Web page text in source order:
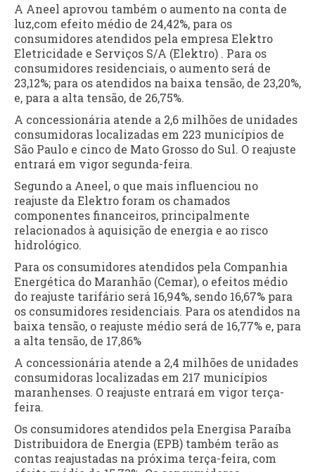
A Aneel aprovou também o aumento na conta de
luz,com efeito médio de 24,42%, para os
consumidores atendidos pela empresa Elektro
Eletricidade e Serviços S/A (Elektro) . Para os
consumidores residenciais, o aumento será de
23,12%; para os atendidos na baixa tensão, de 23,20%,
e, para a alta tensão, de 26,75%.
A concessionária atende a 2,6 milhões de unidades
consumidoras localizadas em 223 municípios de
São Paulo e cinco de Mato Grosso do Sul. O reajuste
entrará em vigor segunda-feira.
Segundo a Aneel, o que mais influenciou no
reajuste da Elektro foram os chamados
componentes financeiros, principalmente
relacionados à aquisição de energia e ao risco
hidrológico.
Para os consumidores atendidos pela Companhia
Energética do Maranhão (Cemar), o efeitos médio
do reajuste tarifário será 16,94%, sendo 16,67% para
os consumidores residenciais. Para os atendidos na
baixa tensão, o reajuste médio será de 16,77% e, para
a alta tensão, de 17,86%
A concessionária atende a 2,4 milhões de unidades
consumidoras localizadas em 217 municípios
maranhenses. O reajuste entrará em vigor terça-
feira.
Os consumidores atendidos pela Energisa Paraíba
Distribuidora de Energia (EPB) também terão as
contas reajustadas na próxima terça-feira, com